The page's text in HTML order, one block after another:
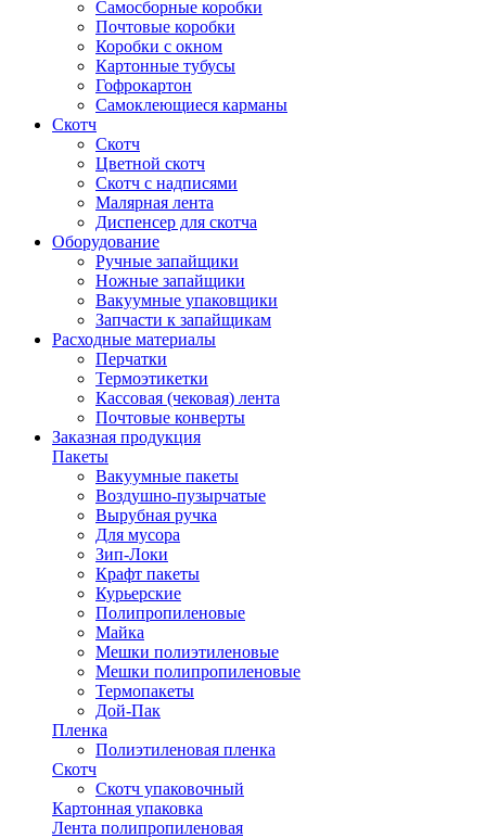
Самосборные коробки
Почтовые коробки
Коробки с окном
Картонные тубусы
Гофрокартон
Самоклеющиеся карманы
Скотч
Скотч
Цветной скотч
Скотч с надписями
Малярная лента
Диспенсер для скотча
Оборудование
Ручные запайщики
Ножные запайщики
Вакуумные упаковщики
Запчасти к запайщикам
Расходные материалы
Перчатки
Термоэтикетки
Кассовая (чековая) лента
Почтовые конверты
Заказная продукция
Пакеты
Вакуумные пакеты
Воздушно-пузырчатые
Вырубная ручка
Для мусора
Зип-Локи
Крафт пакеты
Курьерские
Полипропиленовые
Майка
Мешки полиэтиленовые
Мешки полипропиленовые
Термопакеты
Дой-Пак
Пленка
Полиэтиленовая пленка
Скотч
Скотч упаковочный
Картонная упаковка
Лента полипропиленовая